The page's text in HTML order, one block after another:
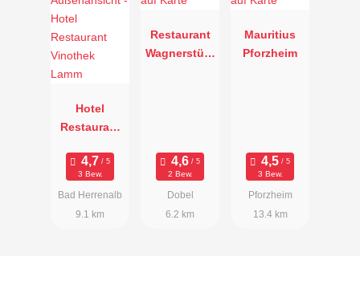
Hotel
Restaurant
Lamm
3 Bew.
Bad Herrenalb
9.1 km
Restaurant
Wagnerstübl
2 Bew.
Dobel
6.2 km
Mauritius
Pforzheim
3 Bew.
Pforzheim
13.4 km